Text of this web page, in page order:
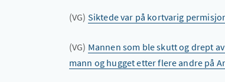
(VG) Siktede var på kortvarig
(VG) Mannen som ble skutt og drept
mann og hugget etter flere andre på